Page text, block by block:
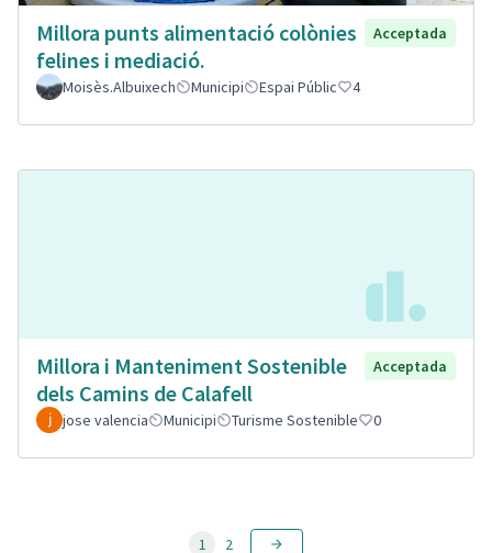
Millora punts alimentació colònies
felines i mediació.
Acceptada
Moisès.Albuixech Municipi Espai Públic 4
Millora i Manteniment Sostenible
dels Camins de Calafell
Acceptada
jose valencia Municipi Turisme Sostenible 0
1 2